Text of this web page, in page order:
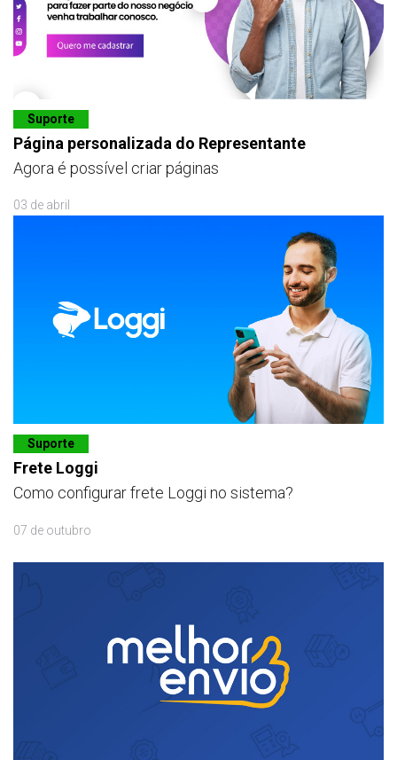
Suporte
Página personalizada do Representante
Agora é possível criar páginas
03 de abril
Suporte
Frete Loggi
Como configurar frete Loggi no sistema?
07 de outubro